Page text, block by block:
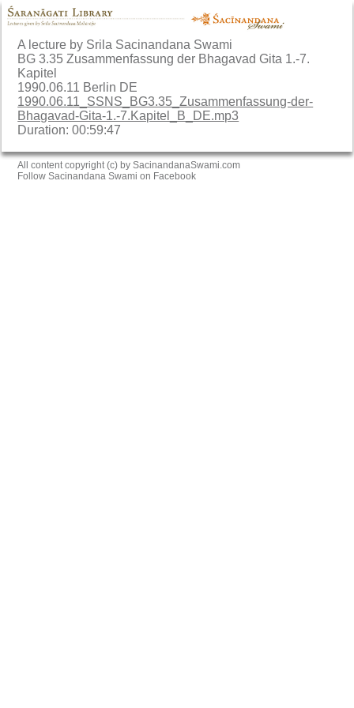
A lecture by Srila Sacinandana Swami
BG 3.35 Zusammenfassung der Bhagavad Gita 1.-7.
Kapitel
1990.06.11 Berlin DE
1990.06.11_SSNS_BG3.35_Zusammenfassung-der-
Bhagavad-Gita-1.-7.Kapitel_B_DE.mp3
Duration: 00:59:47
All content copyright (c) by SacinandanaSwami.com
Follow Sacinandana Swami on Facebook